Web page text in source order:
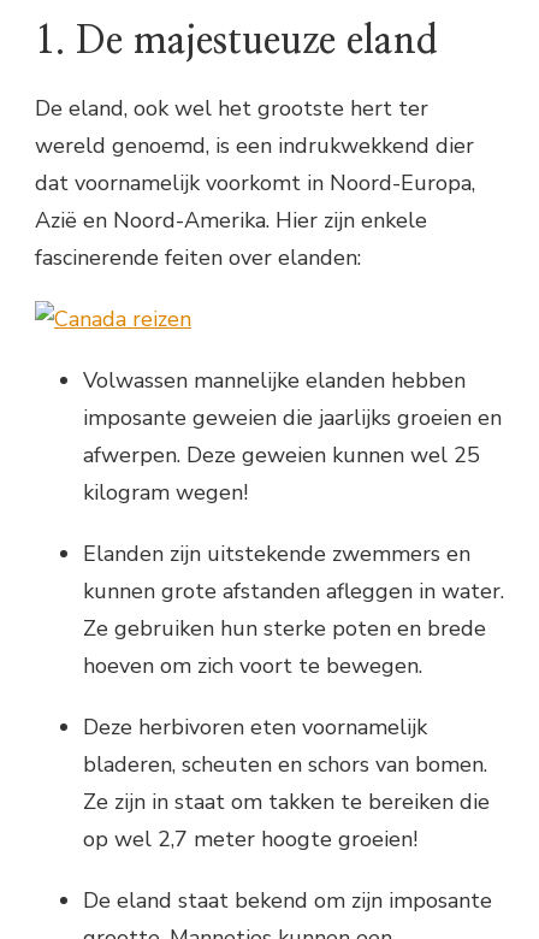
1. De majestueuze eland
De eland, ook wel het grootste hert ter
wereld genoemd, is een indrukwekkend dier
dat voornamelijk voorkomt in Noord-Europa,
Azië en Noord-Amerika. Hier zijn enkele
fascinerende feiten over elanden:
Volwassen mannelijke elanden hebben
imposante geweien die jaarlijks groeien en
afwerpen. Deze geweien kunnen wel 25
kilogram wegen!
Elanden zijn uitstekende zwemmers en
kunnen grote afstanden afleggen in water.
Ze gebruiken hun sterke poten en brede
hoeven om zich voort te bewegen.
Deze herbivoren eten voornamelijk
bladeren, scheuten en schors van bomen.
Ze zijn in staat om takken te bereiken die
op wel 2,7 meter hoogte groeien!
De eland staat bekend om zijn imposante